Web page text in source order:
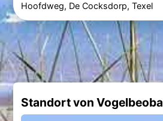
Hoofdweg, De Cocksdorp, Texel
Standort von